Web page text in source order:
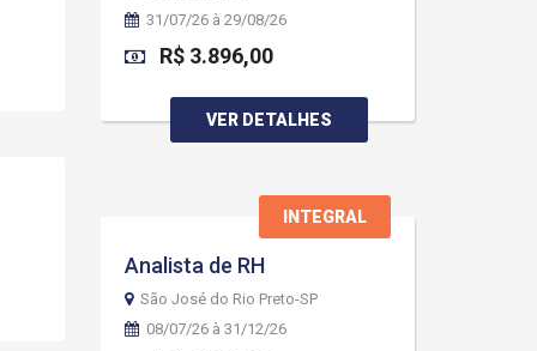
31/07/26 à 29/08/26
R$ 3.896,00
VER DETALHES
INTEGRAL
Analista de RH
São José do Rio Preto-SP
08/07/26 à 31/12/26